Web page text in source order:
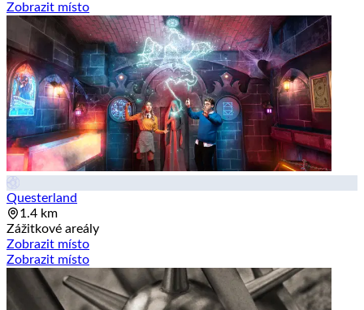
Zobrazit místo
Questerland
1.4 km
Zážitkové areály
Zobrazit místo
Zobrazit místo